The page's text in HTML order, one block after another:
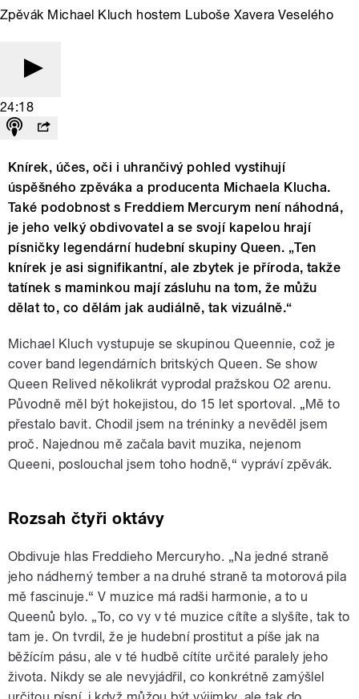
Zpěvák Michael Kluch hostem Luboše Xavera Veselého
24:18
Knírek, účes, oči i uhrančivý pohled vystihují
úspěšného zpěváka a producenta Michaela Klucha.
Také podobnost s Freddiem Mercurym není náhodná,
je jeho velký obdivovatel a se svojí kapelou hrají
písničky legendární hudební skupiny Queen. „Ten
knírek je asi signifikantní, ale zbytek je příroda, takže
tatínek s maminkou mají zásluhu na tom, že můžu
dělat to, co dělám jak audiálně, tak vizuálně.“
Michael Kluch vystupuje se skupinou Queennie, což je
cover band legendárních britských Queen. Se show
Queen Relived několikrát vyprodal pražskou O2 arenu.
Původně měl být hokejistou, do 15 let sportoval. „Mě to
přestalo bavit. Chodil jsem na tréninky a nevěděl jsem
proč. Najednou mě začala bavit muzika, nejenom
Queeni, poslouchal jsem toho hodně,“ vypráví zpěvák.
Rozsah čtyři oktávy
Obdivuje hlas Freddieho Mercuryho. „Na jedné straně
jeho nádherný tember a na druhé straně ta motorová pila
mě fascinuje.“ V muzice má radši harmonie, a to u
Queenů bylo. „To, co vy v té muzice cítíte a slyšíte, tak to
tam je. On tvrdil, že je hudební prostitut a píše jak na
běžícím pásu, ale v té hudbě cítíte určité paralely jeho
života. Nikdy se ale nevyjádřil, co konkrétně zamýšlel